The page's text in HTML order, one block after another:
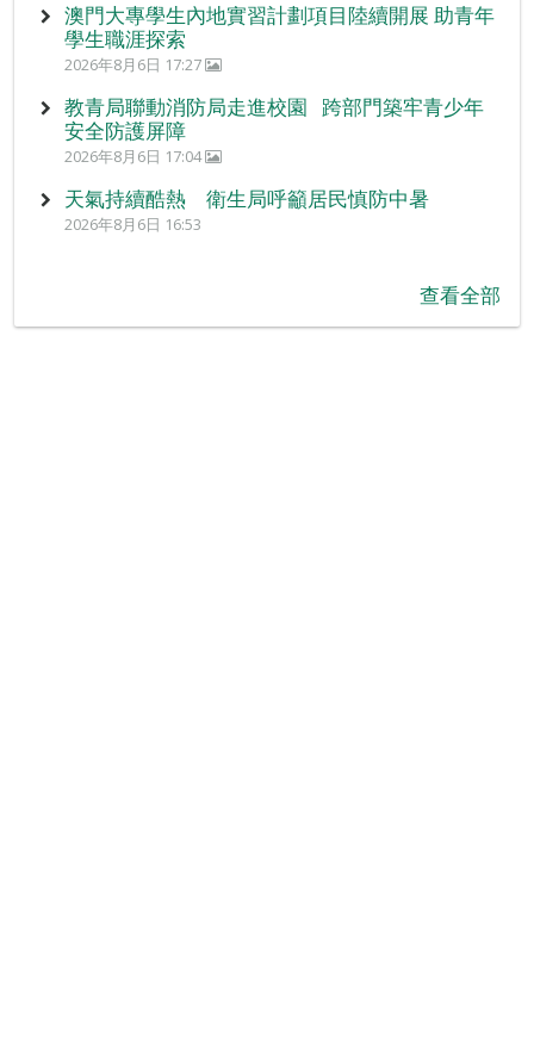
澳門大專學生內地實習計劃項目陸續開展 助青年
學生職涯探索
2026年8月6日 17:27
教青局聯動消防局走進校園 跨部門築牢青少年
安全防護屏障
2026年8月6日 17:04
天氣持續酷熱 衛生局呼籲居民慎防中暑
2026年8月6日 16:53
查看全部